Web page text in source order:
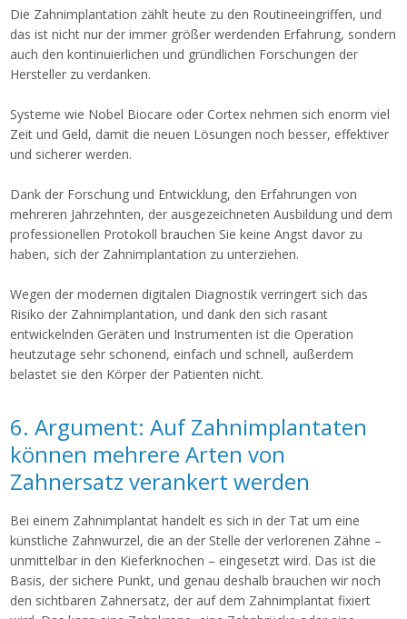
Die Zahnimplantation zählt heute zu den Routineeingriffen, und
das ist nicht nur der immer größer werdenden Erfahrung, sondern
auch den kontinuierlichen und gründlichen Forschungen der
Hersteller zu verdanken.
Systeme wie Nobel Biocare oder Cortex nehmen sich enorm viel
Zeit und Geld, damit die neuen Lösungen noch besser, effektiver
und sicherer werden.
Dank der Forschung und Entwicklung, den Erfahrungen von
mehreren Jahrzehnten, der ausgezeichneten Ausbildung und dem
professionellen Protokoll brauchen Sie keine Angst davor zu
haben, sich der Zahnimplantation zu unterziehen.
Wegen der modernen digitalen Diagnostik verringert sich das
Risiko der Zahnimplantation, und dank den sich rasant
entwickelnden Geräten und Instrumenten ist die Operation
heutzutage sehr schonend, einfach und schnell, außerdem
belastet sie den Körper der Patienten nicht.
6. Argument: Auf Zahnimplantaten
können mehrere Arten von
Zahnersatz verankert werden
Bei einem Zahnimplantat handelt es sich in der Tat um eine
künstliche Zahnwurzel, die an der Stelle der verlorenen Zähne –
unmittelbar in den Kieferknochen – eingesetzt wird. Das ist die
Basis, der sichere Punkt, und genau deshalb brauchen wir noch
den sichtbaren Zahnersatz, der auf dem Zahnimplantat fixiert